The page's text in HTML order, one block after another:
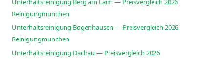
Unterhaltsreinigung Berg am Laim — Preisvergleich 2026
Reinigungmunchen
Unterhaltsreinigung Bogenhausen — Preisvergleich 2026
Reinigungmunchen
Unterhaltsreinigung Dachau — Preisvergleich 2026